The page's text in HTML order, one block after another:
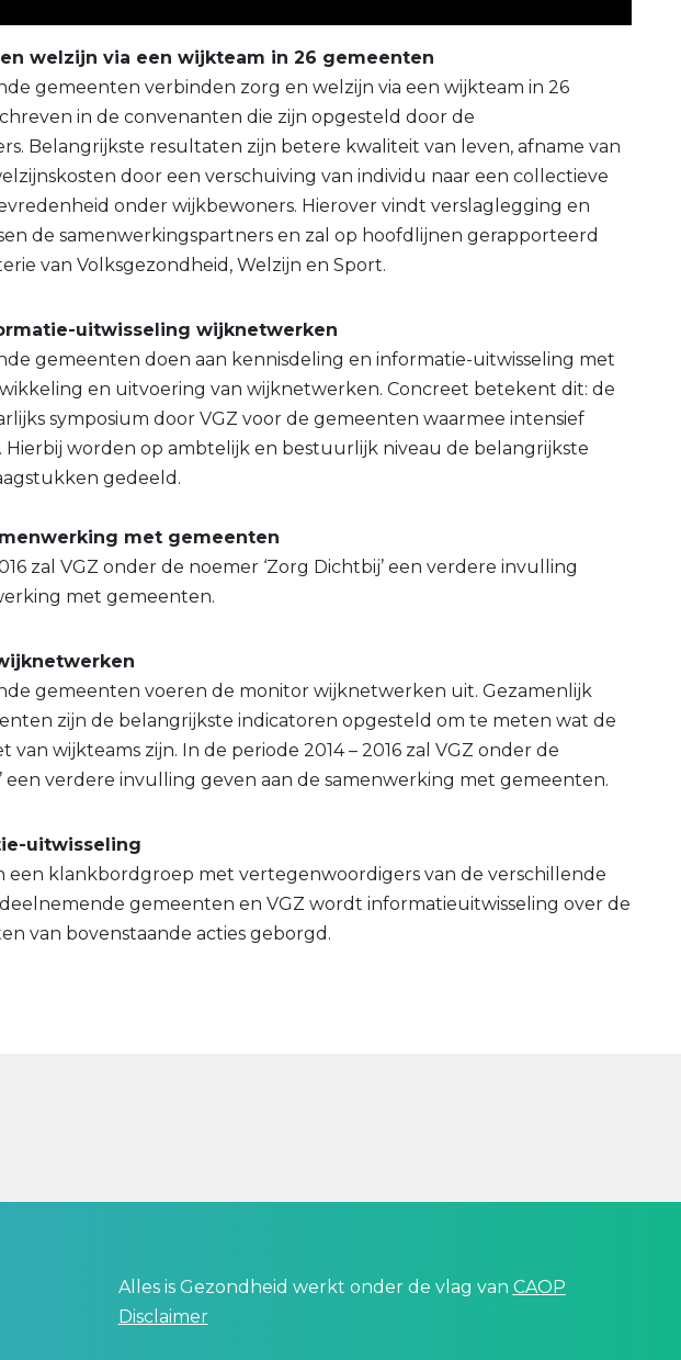
welzijn via een wijkteam in 26 gemeenten
gemeenten verbinden zorg en welzijn via een wijkteam in 26
in de convenanten die zijn opgesteld door de
Belangrijkste resultaten zijn betere kwaliteit van leven, afname van
door een verschuiving van individu naar een collectieve
onder wijkbewoners. Hierover vindt verslaglegging en
de samenwerkingspartners en zal op hoofdlijnen gerapporteerd
van Volksgezondheid, Welzijn en Sport.
uitwisseling wijknetwerken
gemeenten doen aan kennisdeling en informatie-uitwisseling met
en uitvoering van wijknetwerken. Concreet betekent dit: de
symposium door VGZ voor de gemeenten waarmee intensief
worden op ambtelijk en bestuurlijk niveau de belangrijkste
gedeeld.
met gemeenten
zal VGZ onder de noemer ‘Zorg Dichtbij’ een verdere invulling
met gemeenten.
gemeenten voeren de monitor wijknetwerken uit. Gezamenlijk
zijn de belangrijkste indicatoren opgesteld om te meten wat de
van wijkteams zijn. In de periode 2014 – 2016 zal VGZ onder de
een verdere invulling geven aan de samenwerking met gemeenten.
uitwisseling
een klankbordgroep met vertegenwoordigers van de verschillende
deelnemende gemeenten en VGZ wordt informatieuitwisseling over de
van bovenstaande acties geborgd.
Alles is Gezondheid werkt onder de vlag van CAOP
Disclaimer